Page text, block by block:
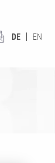
DE EN